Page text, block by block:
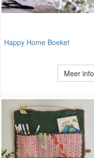
Happy Home Boeket
Meer info